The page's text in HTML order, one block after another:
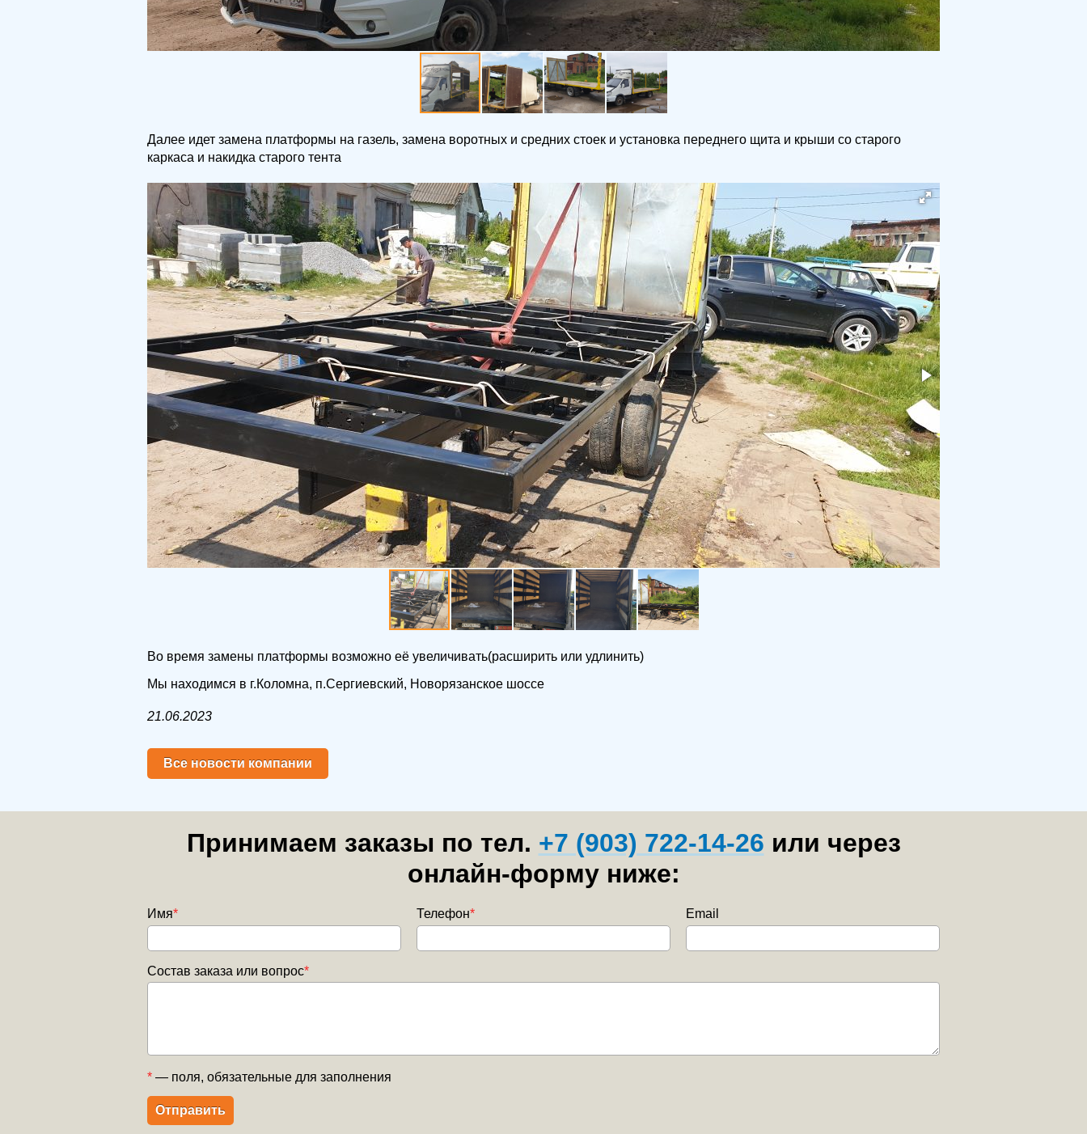
Далее идет замена платформы на газель, замена воротных и средних стоек и установка переднего щита и крыши со старого
каркаса и накидка старого тента
Во время замены платформы возможно её увеличивать(расширить или удлинить)
Мы находимся в г.Коломна, п.Сергиевский, Новорязанское шоссе
21.06.2023
Все новости компании
Принимаем заказы по тел. +7 (903) 722-14-26 или через
онлайн-форму ниже:
Имя* Телефон* Email
Состав заказа или вопрос*
* — поля, обязательные для заполнения